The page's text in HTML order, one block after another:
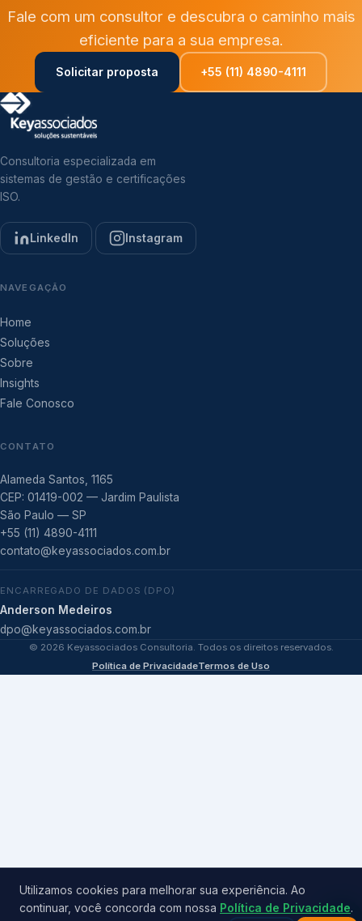
Fale com um consultor e descubra o caminho mais
eficiente para a sua empresa.
Solicitar proposta +55 (11) 4890-4111
Consultoria especializada em
sistemas de gestão e certificações
ISO.
LinkedIn Instagram
NAVEGAÇÃO
Home
Soluções
Sobre
Insights
Fale Conosco
CONTATO
Alameda Santos, 1165
CEP: 01419-002 — Jardim Paulista
São Paulo — SP
+55 (11) 4890-4111
contato@keyassociados.com.br
ENCARREGADO DE DADOS (DPO)
Anderson Medeiros
dpo@keyassociados.com.br
© 2026 Keyassociados Consultoria. Todos os direitos reservados.
Política de PrivacidadeTermos de Uso
Utilizamos cookies para melhorar sua experiência. Ao
continuar, você concorda com nossa Política de Privacidade.